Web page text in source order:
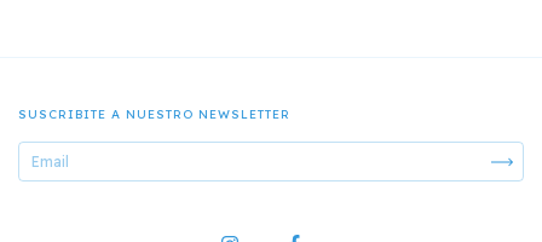
SUSCRIBITE A NUESTRO NEWSLETTER